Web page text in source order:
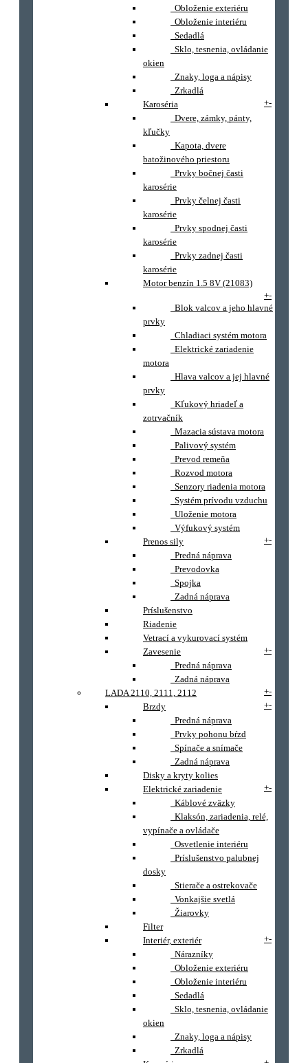
Obloženie exteriéru
Obloženie interiéru
Sedadlá
Sklo, tesnenia, ovládanie
okien
Znaky, loga a nápisy
Zrkadlá
Karoséria
+-
Dvere, zámky, pánty,
kľučky
Kapota, dvere
batožinového priestoru
Prvky bočnej časti
karosérie
Prvky čelnej časti
karosérie
Prvky spodnej časti
karosérie
Prvky zadnej časti
karosérie
Motor benzín 1.5 8V (21083)
+-
Blok valcov a jeho hlavné
prvky
Chladiaci systém motora
Elektrické zariadenie
motora
Hlava valcov a jej hlavné
prvky
Kľukový hriadeľ a
zotrvačník
Mazacia sústava motora
Palivový systém
Prevod remeňa
Rozvod motora
Senzory riadenia motora
Systém prívodu vzduchu
Uloženie motora
Výfukový systém
Prenos sily
+-
Predná náprava
Prevodovka
Spojka
Zadná náprava
Príslušenstvo
Riadenie
Vetrací a vykurovací systém
Zavesenie
+-
Predná náprava
Zadná náprava
LADA 2110, 2111, 2112
+-
Brzdy
+-
Predná náprava
Prvky pohonu bŕzd
Spínače a snímače
Zadná náprava
Disky a kryty kolies
Elektrické zariadenie
+-
Káblové zväzky
Klaksón, zariadenia, relé,
vypínače a ovládače
Osvetlenie interiéru
Príslušenstvo palubnej
dosky
Stierače a ostrekovače
Vonkajšie svetlá
Žiarovky
Filter
Interiér, exteriér
+-
Nárazníky
Obloženie exteriéru
Obloženie interiéru
Sedadlá
Sklo, tesnenia, ovládanie
okien
Znaky, loga a nápisy
Zrkadlá